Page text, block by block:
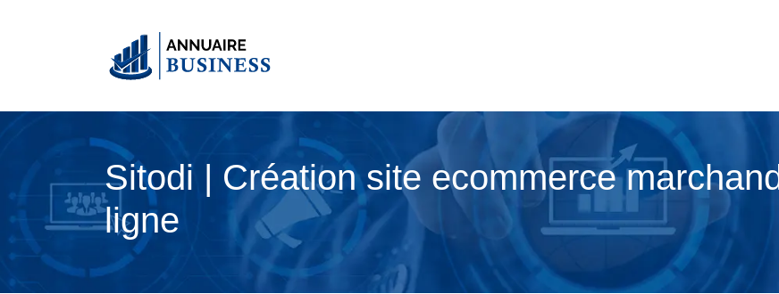
Sitodi | Création site ecommerce
ligne